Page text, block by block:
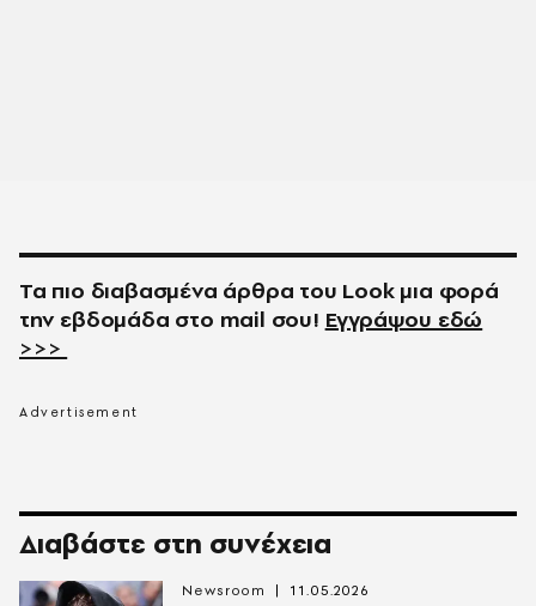
Τα πιο διαβασμένα άρθρα του Look μια φορά
την εβδομάδα στο mail σου! Εγγράψου εδώ
>>>
Διαβάστε στη συνέχεια
Newsroom 11.05.2026